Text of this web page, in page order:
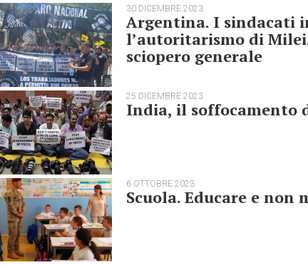
30 DICEMBRE 2023
Argentina. I sindacati
l’autoritarismo di
sciopero generale
25 DICEMBRE 2023
India, il soffocamento
6 OTTOBRE 2023
Scuola. Educare e